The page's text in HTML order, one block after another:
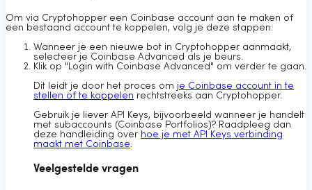
Om via Cryptohopper een Coinbase account aan te maken of
een bestaand account te koppelen, volg je deze stappen:
Wanneer je een nieuwe bot in Cryptohopper aanmaakt,
selecteer je Coinbase Advanced als je beurs.
Klik op "Login with Coinbase Advanced" om verder te gaan.
Dit leidt je door het proces om je Coinbase account in te
stellen of te koppelen rechtstreeks aan Cryptohopper.
Gebruik je liever API Keys, bijvoorbeeld wanneer je handelt
met subaccounts (Coinbase Portfolios)? Raadpleeg dan
deze handleiding over hoe je met API Keys verbinding
maakt met Coinbase.
Veelgestelde vragen